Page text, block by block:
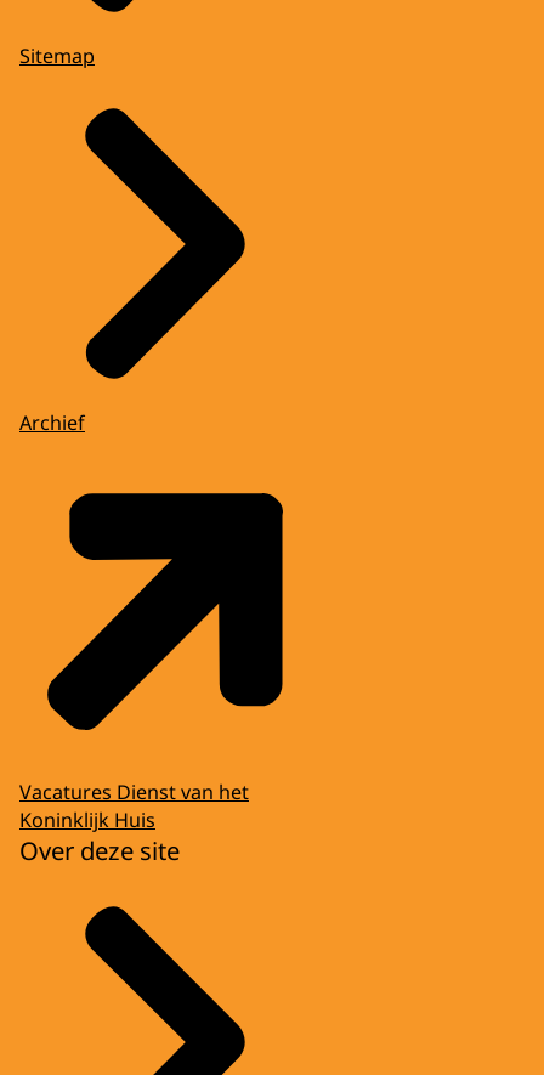
Sitemap
Archief
Vacatures Dienst van het
Koninklijk Huis
Over deze site